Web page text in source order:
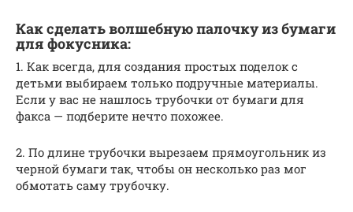
Как сделать волшебную палочку из бумаги
для фокусника:
1. Как всегда, для создания простых поделок с
детьми выбираем только подручные материалы.
Если у вас не нашлось трубочки от бумаги для
факса — подберите нечто похожее.
2. По длине трубочки вырезаем прямоугольник из
черной бумаги так, чтобы он несколько раз мог
обмотать саму трубочку.